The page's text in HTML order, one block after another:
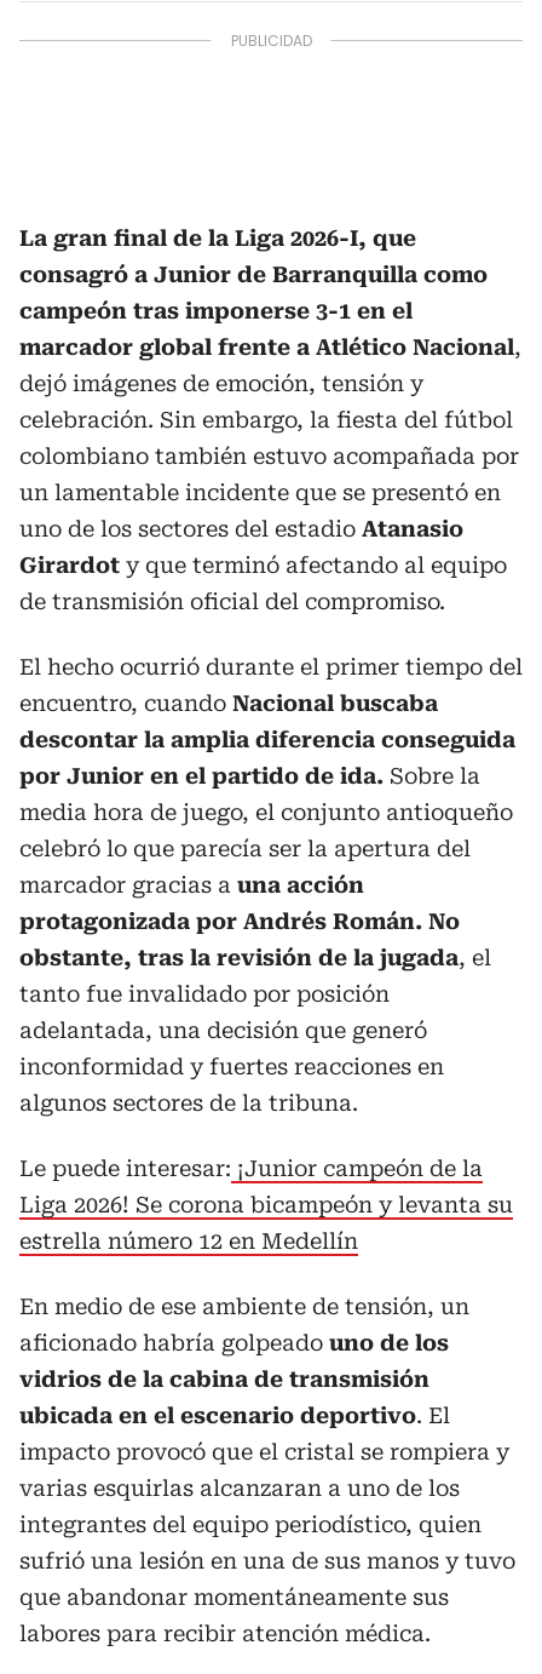
La gran final de la Liga 2026-I, que
consagró a Junior de Barranquilla como
campeón tras imponerse 3-1 en el
marcador global frente a Atlético Nacional,
dejó imágenes de emoción, tensión y
celebración. Sin embargo, la fiesta del fútbol
colombiano también estuvo acompañada por
un lamentable incidente que se presentó en
uno de los sectores del estadio Atanasio
Girardot y que terminó afectando al equipo
de transmisión oficial del compromiso.
El hecho ocurrió durante el primer tiempo del
encuentro, cuando Nacional buscaba
descontar la amplia diferencia conseguida
por Junior en el partido de ida. Sobre la
media hora de juego, el conjunto antioqueño
celebró lo que parecía ser la apertura del
marcador gracias a una acción
protagonizada por Andrés Román. No
obstante, tras la revisión de la jugada, el
tanto fue invalidado por posición
adelantada, una decisión que generó
inconformidad y fuertes reacciones en
algunos sectores de la tribuna.
Le puede interesar: ¡Junior campeón de la
Liga 2026! Se corona bicampeón y levanta su
estrella número 12 en Medellín
En medio de ese ambiente de tensión, un
aficionado habría golpeado uno de los
vidrios de la cabina de transmisión
ubicada en el escenario deportivo. El
impacto provocó que el cristal se rompiera y
varias esquirlas alcanzaran a uno de los
integrantes del equipo periodístico, quien
sufrió una lesión en una de sus manos y tuvo
que abandonar momentáneamente sus
labores para recibir atención médica.